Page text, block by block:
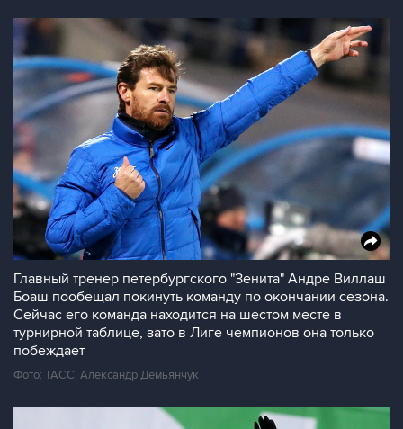
Главный тренер петербургского "Зенита" Андре Виллаш
Боаш пообещал покинуть команду по окончании сезона.
Сейчас его команда находится на шестом месте в
турнирной таблице, зато в Лиге чемпионов она только
побеждает
Фото: ТАСС, Александр Демьянчук